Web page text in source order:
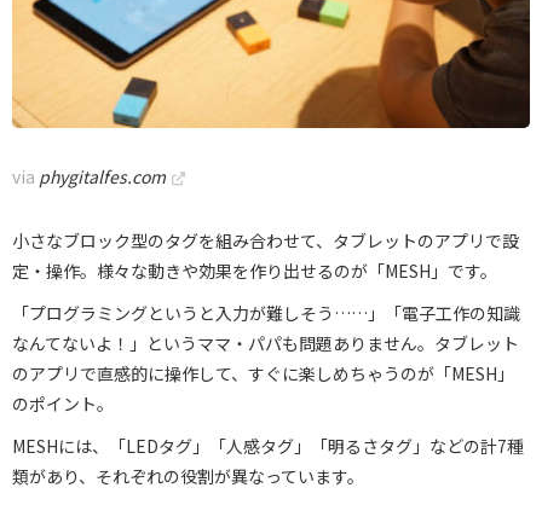
via phygitalfes.com
小さなブロック型のタグを組み合わせて、タブレットのアプリで設
定・操作。様々な動きや効果を作り出せるのが「MESH」です。
「プログラミングというと入力が難しそう……」「電子工作の知識
なんてないよ！」というママ・パパも問題ありません。タブレット
のアプリで直感的に操作して、すぐに楽しめちゃうのが「MESH」
のポイント。
MESHには、「LEDタグ」「人感タグ」「明るさタグ」などの計7種
類があり、それぞれの役割が異なっています。